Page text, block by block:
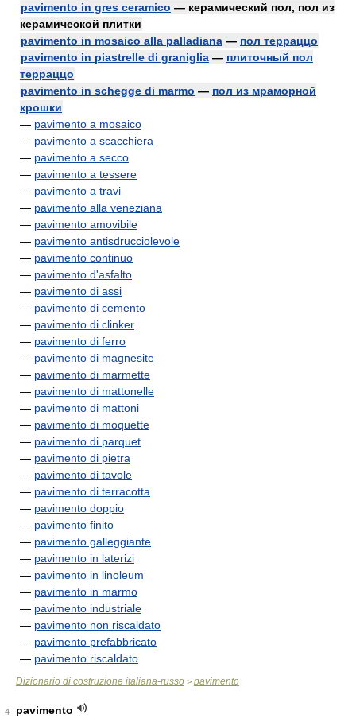
pavimento in gres ceramico — керамический пол, пол из
керамической плитки
pavimento in mosaico alla palladiana — пол терраццо
pavimento in piastrelle di graniglia — плиточный пол
терраццо
pavimento in schegge di marmo — пол из мраморной
крошки
— pavimento a mosaico
— pavimento a scacchiera
— pavimento a secco
— pavimento a tessere
— pavimento a travi
— pavimento alla veneziana
— pavimento amovibile
— pavimento antisdrucciolevole
— pavimento continuo
— pavimento d'asfalto
— pavimento di assi
— pavimento di cemento
— pavimento di clinker
— pavimento di ferro
— pavimento di magnesite
— pavimento di marmette
— pavimento di mattonelle
— pavimento di mattoni
— pavimento di moquette
— pavimento di parquet
— pavimento di pietra
— pavimento di tavole
— pavimento di terracotta
— pavimento doppio
— pavimento finito
— pavimento galleggiante
— pavimento in laterizi
— pavimento in linoleum
— pavimento in marmo
— pavimento industriale
— pavimento non riscaldato
— pavimento prefabbricato
— pavimento riscaldato
Dizionario di costruzione italiana-russo > pavimento
4
pavimento